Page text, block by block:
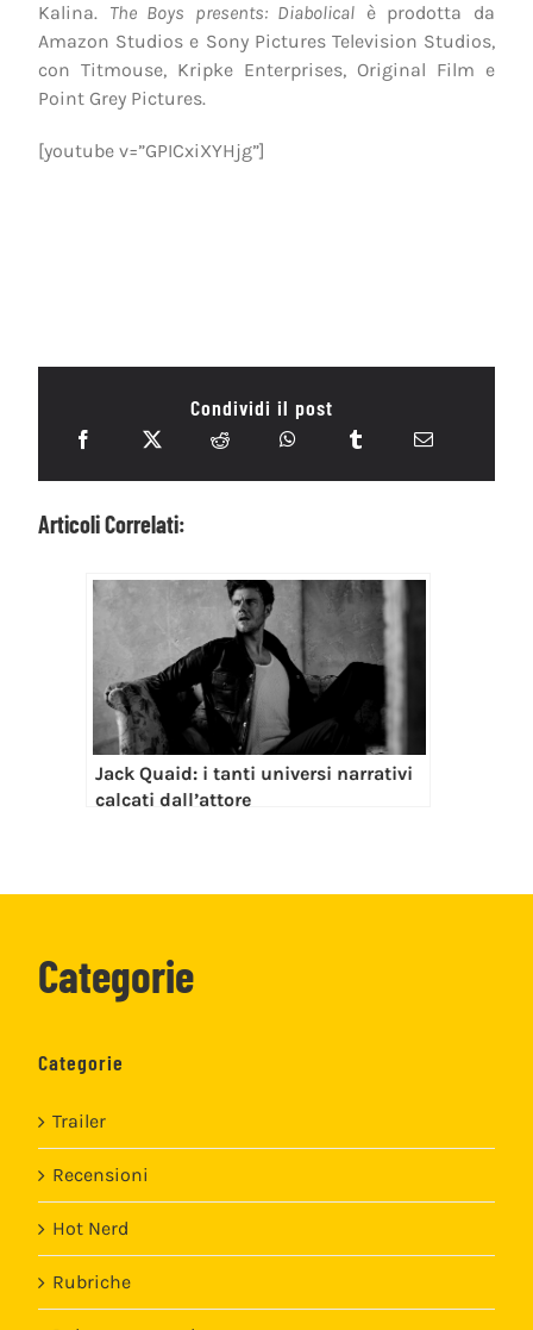
Kalina. The Boys presents: Diabolical è prodotta da
Amazon Studios e Sony Pictures Television Studios,
con Titmouse, Kripke Enterprises, Original Film e
Point Grey Pictures.
[youtube v=”GPICxiXYHjg”]
Condividi il post
Articoli Correlati:
Jack Quaid: i tanti universi narrativi
calcati dall’attore
Categorie
Categorie
Trailer
Recensioni
Hot Nerd
Rubriche